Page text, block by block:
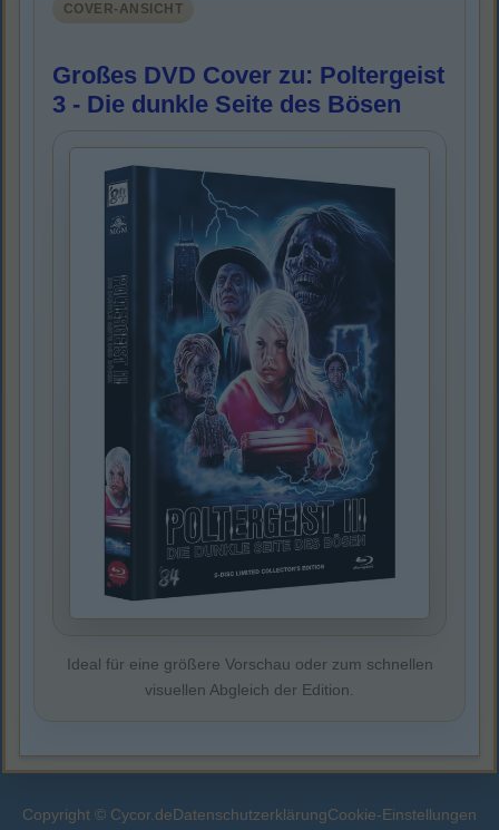
COVER-ANSICHT
Großes DVD Cover zu: Poltergeist
3 - Die dunkle Seite des Bösen
Ideal für eine größere Vorschau oder zum schnellen
visuellen Abgleich der Edition.
Copyright © Cycor.deDatenschutzerklärungCookie-Einstellungen